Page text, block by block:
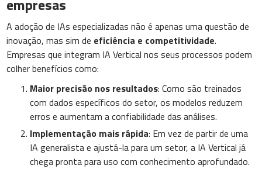
empresas
A adoção de IAs especializadas não é apenas uma questão de
inovação, mas sim de eficiência e competitividade.
Empresas que integram IA Vertical nos seus processos podem
colher benefícios como:
Maior precisão nos resultados: Como são treinados
com dados específicos do setor, os modelos reduzem
erros e aumentam a confiabilidade das análises.
Implementação mais rápida: Em vez de partir de uma
IA generalista e ajustá-la para um setor, a IA Vertical já
chega pronta para uso com conhecimento aprofundado.